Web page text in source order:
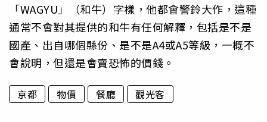
「WAGYU」（和牛）字樣，他都會警鈴大作，這種
通常不會對其提供的和牛有任何解釋，包括是不是
國產、出自哪個縣份、是不是A4或A5等級，一概不
會說明，但還是會賣恐怖的價錢。
京都 物價 餐廳 觀光客